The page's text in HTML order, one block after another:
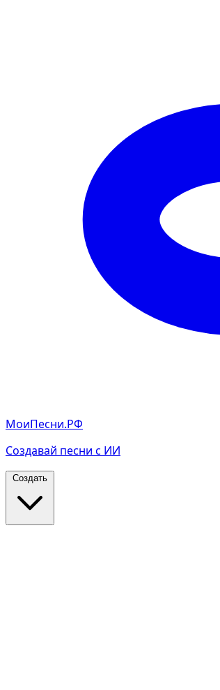
МоиПесни.РФ
Создавай песни с ИИ
Создать